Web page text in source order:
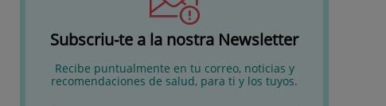
Subscriu-te a la nostra Newsletter
Recibe puntualmente en tu correo, noticias y
recomendaciones de salud, para ti y los tuyos.